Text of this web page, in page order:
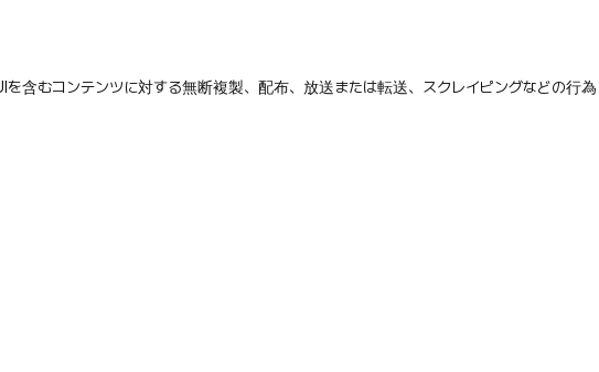
含むコンテンツに対する無断複製、配布、放送または転送、スクレイピングなどの行為